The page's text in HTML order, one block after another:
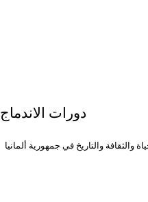
دورات الاندماج
والتاريخ في جمهورية ألمانيا